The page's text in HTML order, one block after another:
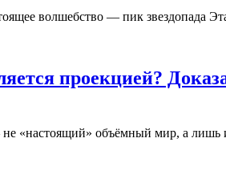
волшебство — пик звездопада
проекцией?
«настоящий» объёмный мир, а лишь